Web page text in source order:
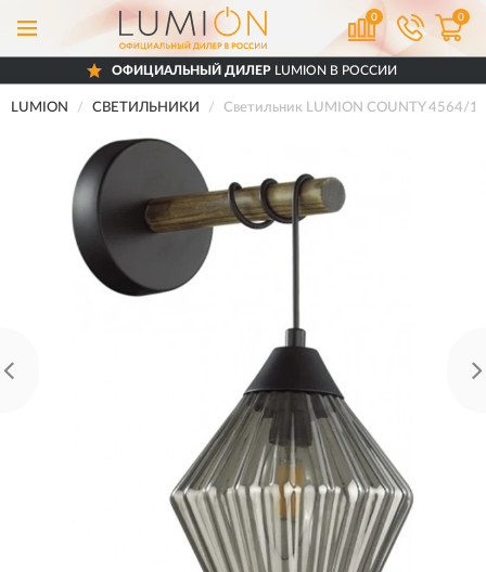
0 0
ОФИЦИАЛЬНЫЙ ДИЛЕР LUMION В РОССИИ
LUMION СВЕТИЛЬНИКИ Светильник LUMION COUNTY 4564/